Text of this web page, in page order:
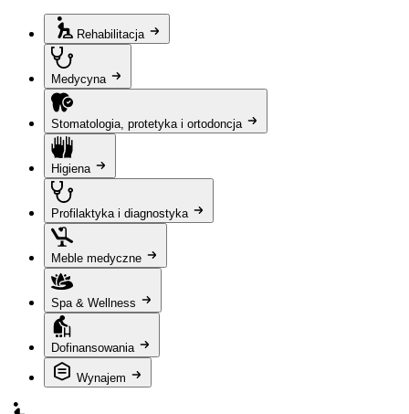
Rehabilitacja
Medycyna
Stomatologia, protetyka i ortodoncja
Higiena
Profilaktyka i diagnostyka
Meble medyczne
Spa & Wellness
Dofinansowania
Wynajem